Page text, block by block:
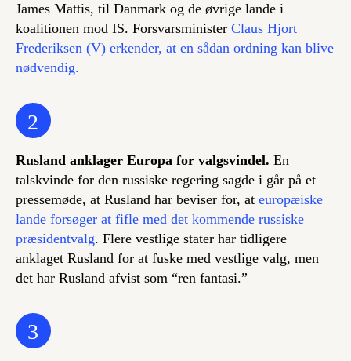
James Mattis, til Danmark og de øvrige lande i
koalitionen mod IS. Forsvarsminister Claus Hjort
Frederiksen (V) erkender, at en sådan ordning kan blive
nødvendig.
2
Rusland anklager Europa for valgsvindel. En
talskvinde for den russiske regering sagde i går på et
pressemøde, at Rusland har beviser for, at europæiske
lande forsøger at fifle med det kommende russiske
præsidentvalg. Flere vestlige stater har tidligere
anklaget Rusland for at fuske med vestlige valg, men
det har Rusland afvist som “ren fantasi.”
3